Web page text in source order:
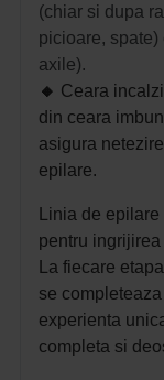
(chiar si dupa
picioare,
axile).
🔸 Ceara
din ceara
asigura
epilare.
Linia de
pentru
La fiecare
se
experienta
completa si